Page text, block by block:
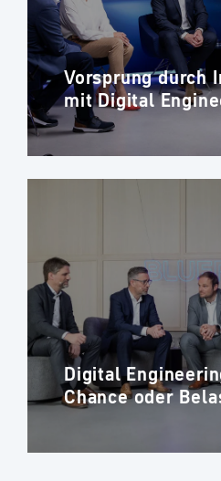
Vorsprung durch
mit Digital
Digital
Chance oder